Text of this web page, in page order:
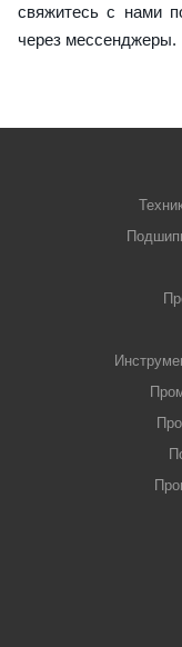
свяжитесь с нами
через мессенджеры.